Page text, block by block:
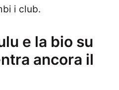
i club.
e la bio su
ancora il